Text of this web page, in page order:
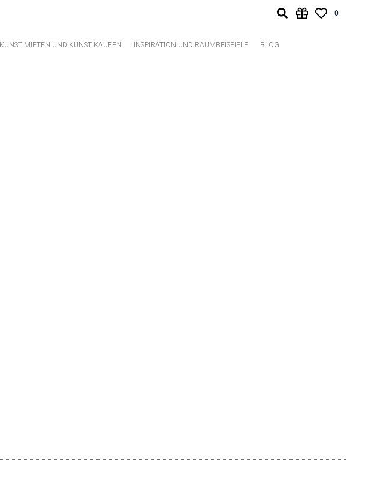
Navigation
KUNST MIETEN UND KUNST KAUFEN INSPIRATION UND RAUMBEISPIELE BLOG
0